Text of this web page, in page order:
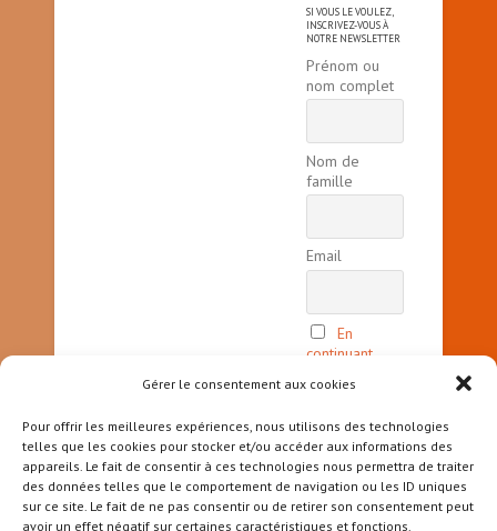
Gérer le consentement aux cookies
Pour offrir les meilleures expériences, nous utilisons des technologies
telles que les cookies pour stocker et/ou accéder aux informations des
appareils. Le fait de consentir à ces technologies nous permettra de traiter
des données telles que le comportement de navigation ou les ID uniques
sur ce site. Le fait de ne pas consentir ou de retirer son consentement peut
avoir un effet négatif sur certaines caractéristiques et fonctions.
SI VOUS LE VOULEZ,
INSCRIVEZ-VOUS À
NOTRE NEWSLETTER
Prénom ou
nom complet
Nom de
famille
Email
En
continuant,
la politique
confidentialité